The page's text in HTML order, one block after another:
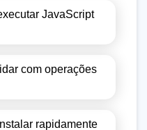
JavaScript
com operações
rapidamente